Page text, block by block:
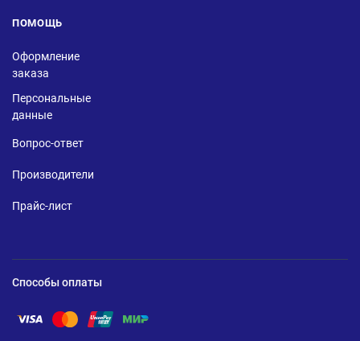
ПОМОЩЬ
Оформление
заказа
Персональные
данные
Вопрос-ответ
Производители
Прайс-лист
Способы оплаты
Помощь по оплате Visa
Помощь по оплате Mastercard
Помощь по оплате UnionPay
Помощь по оплате Мир